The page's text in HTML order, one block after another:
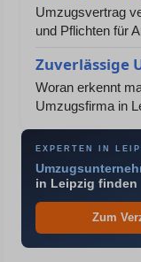
Umzugsvertrag
und Pflichten für
Zuverlässige
Woran erkennt
Umzugsfirma in
EXPERTEN IN
in Leipzig finden
Zum